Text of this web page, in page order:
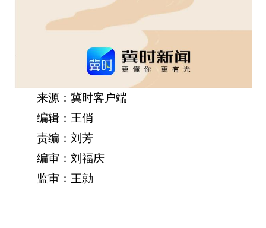
来源：冀时客户端
编辑：王俏
责编：刘芳
编审：刘福庆
监审：王勍